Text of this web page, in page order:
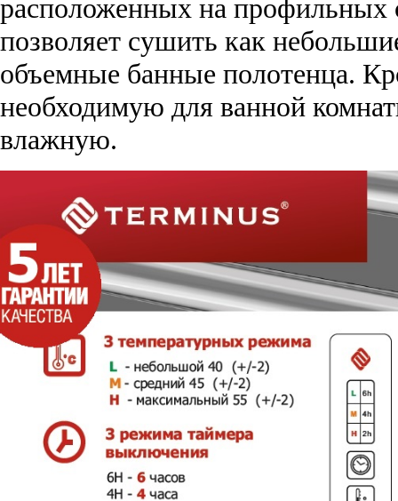
расположенных на профильных
позволяет сушить как
объемные банные полотенца.
необходимую для ванной
влажную.